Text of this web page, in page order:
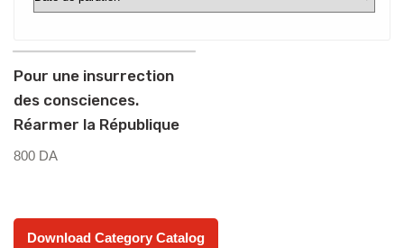
Pour une insurrection
des consciences.
Réarmer la République
800 DA
Download Category Catalog